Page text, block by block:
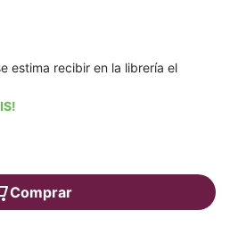
estima recibir en la librería el
Comprar